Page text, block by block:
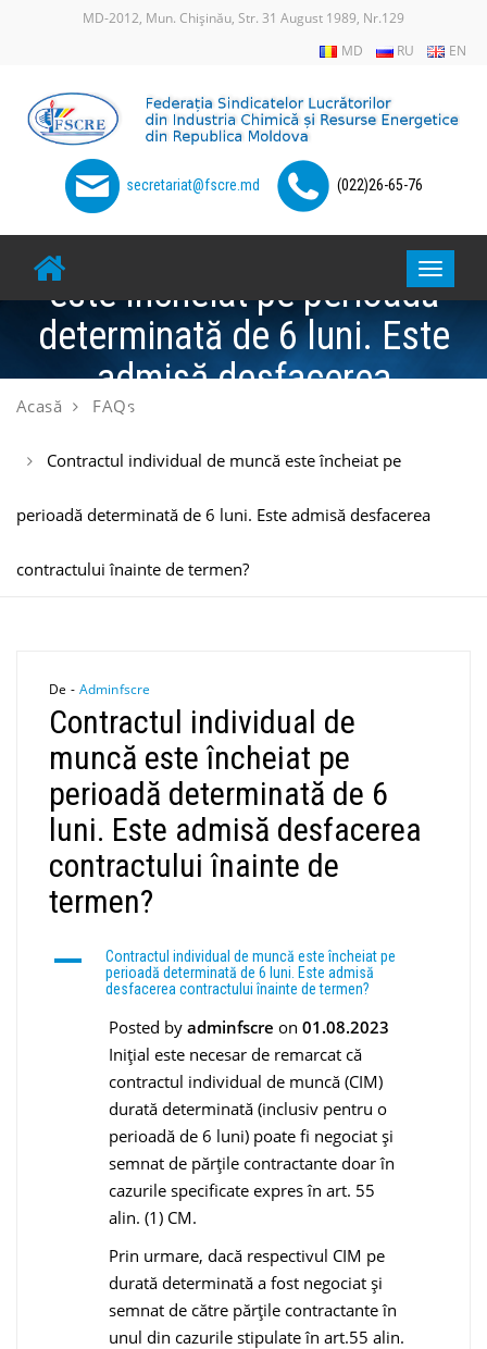
MD-2012, Mun. Chișinău, Str. 31 August 1989, Nr.129
MD
RU EN
secretariat@fscre.md (022)26-65-76
Toggle
Contractul individual de muncă
este încheiat pe perioadă
determinată de 6 luni. Este
admisă desfacerea
contractului înainte de termen?
Acasă FAQs
Contractul individual de muncă este încheiat pe
perioadă determinată de 6 luni. Este admisă desfacerea
contractului înainte de termen?
De - Adminfscre
Contractul individual de
muncă este încheiat pe
perioadă determinată de 6
luni. Este admisă desfacerea
contractului înainte de
termen?
A
Contractul individual de muncă este încheiat pe
perioadă determinată de 6 luni. Este admisă
desfacerea contractului înainte de termen?
Posted by adminfscre on 01.08.2023
Inițial este necesar de remarcat că
contractul individual de muncă (CIM)
durată determinată (inclusiv pentru o
perioadă de 6 luni) poate fi negociat şi
semnat de părțile contractante doar în
cazurile specificate expres în art. 55
alin. (1) CM.
Prin urmare, dacă respectivul CIM pe
durată determinată a fost negociat şi
semnat de către părțile contractante în
unul din cazurile stipulate în art.55 alin.